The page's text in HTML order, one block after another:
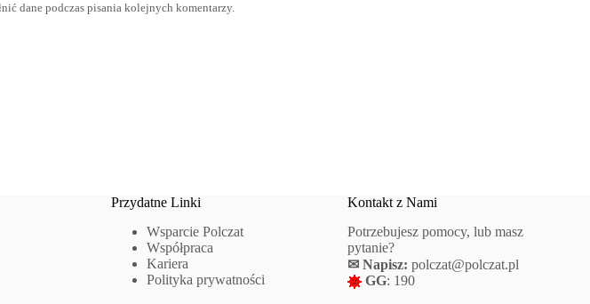
dane podczas pisania kolejnych komentarzy.
Przydatne Linki
Wsparcie Polczat
Współpraca
Kariera
Polityka prywatności
Kontakt z Nami
Potrzebujesz pomocy, lub masz
pytanie?
✉ Napisz: polczat@polczat.pl
GG: 190